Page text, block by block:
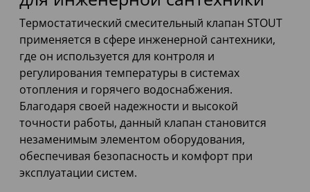
Термостатический смесительный клапан STOUT
применяется в сфере инженерной сантехники,
где он используется для контроля и
регулирования температуры в системах
отопления и горячего водоснабжения.
Благодаря своей надежности и высокой
точности работы, данный клапан становится
незаменимым элементом оборудования,
обеспечивая безопасность и комфорт при
эксплуатации систем.